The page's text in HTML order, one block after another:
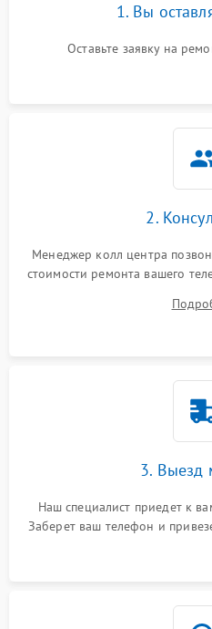
1. Вы
Оставьте заявку на
2.
Менеджер колл центра
стоимости ремонта вашего
3. Выезд
Наш специалист приедет к
Заберет ваш телефон и